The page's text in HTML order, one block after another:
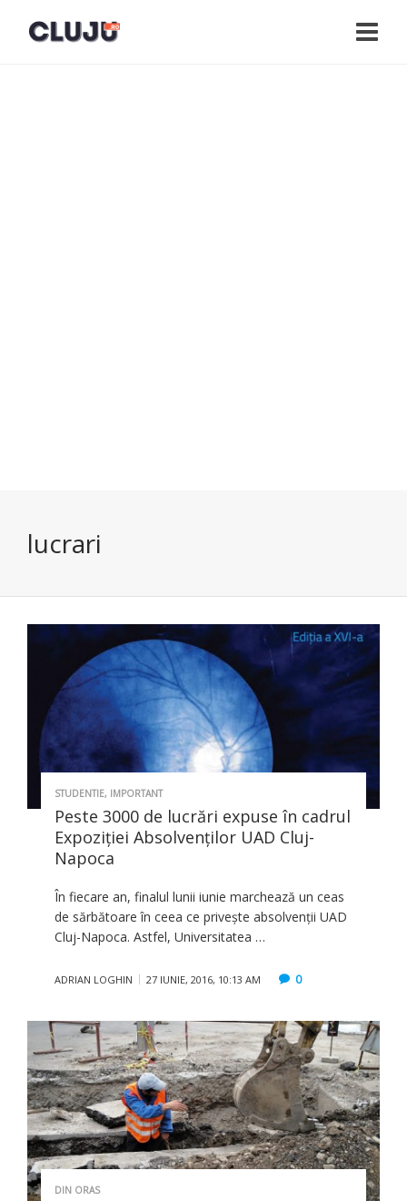
lucrari
STUDENTIE, IMPORTANT
Peste 3000 de lucrări expuse în cadrul
Expoziţiei Absolvenţilor UAD Cluj-
Napoca
În fiecare an, finalul lunii iunie marchează un ceas
de sărbătoare în ceea ce priveşte absolvenţii UAD
Cluj-Napoca. Astfel, Universitatea …
ADRIAN LOGHIN 27 IUNIE, 2016, 10:13 AM 0
DIN ORAS